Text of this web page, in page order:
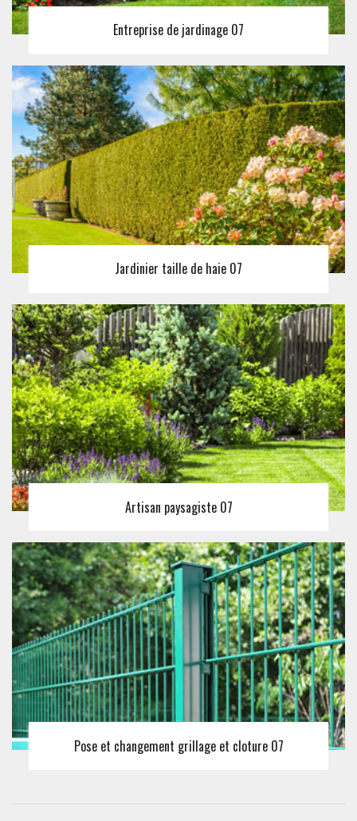
Entreprise de jardinage 07
Jardinier taille de haie 07
Artisan paysagiste 07
Pose et changement grillage et cloture 07